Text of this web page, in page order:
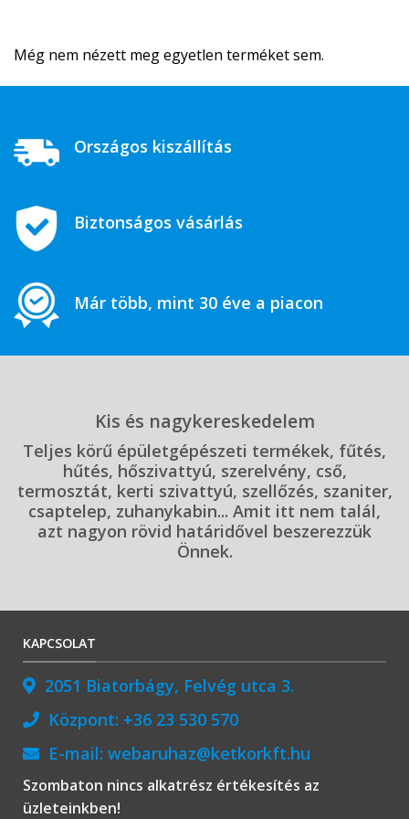
Még nem nézett meg egyetlen terméket sem.
Országos kiszállítás
Biztonságos vásárlás
Már több, mint 30 éve a piacon
Kis és nagykereskedelem
Teljes körű épületgépészeti termékek, fűtés,
hűtés, hőszivattyú, szerelvény, cső,
termosztát, kerti szivattyú, szellőzés, szaniter,
csaptelep, zuhanykabin... Amit itt nem talál,
azt nagyon rövid határidővel beszerezzük
Önnek.
KAPCSOLAT
2051 Biatorbágy, Felvég utca 3.
Központ: +36 23 530 570
E-mail: webaruhaz@ketkorkft.hu
Szombaton nincs alkatrész értékesítés az
üzleteinkben!